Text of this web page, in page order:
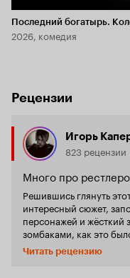
Последний богатырь.
2026, комедия
Рецензии
Игорь
823 рецензии
Много про
Решившись глянуть
интересный сюжет,
персонажей и жёсткий
зомбаками, как это
французском кино про
глядя на первые
Читать рецензию